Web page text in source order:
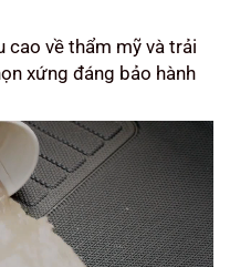
cao về thẩm mỹ và trải
xứng đáng bảo hành